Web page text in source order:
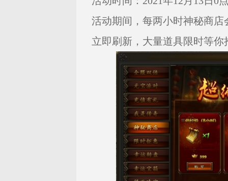
活动期间，每两小时神秘商
立即刷新，大量道具限时等你